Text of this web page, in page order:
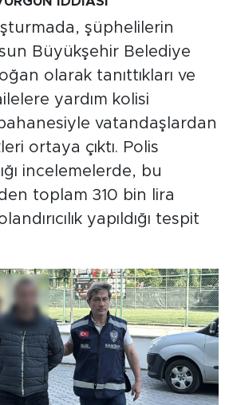
şüphelilerin
Büyükşehir Belediye
olarak tanıttıkları ve
yardım kolisi
bahanesiyle vatandaşlardan
ortaya çıktı. Polis
incelemelerde, bu
toplam 310 bin lira
yapıldığı tespit